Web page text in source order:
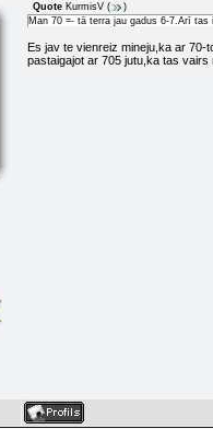
Quote KurmisV (
)
Man 70 =- tā terra jau gadus 6-7.Arī
Es jav te vienreiz mineju,ka ar
pastaigajot ar 705 jutu,ka tas vairs